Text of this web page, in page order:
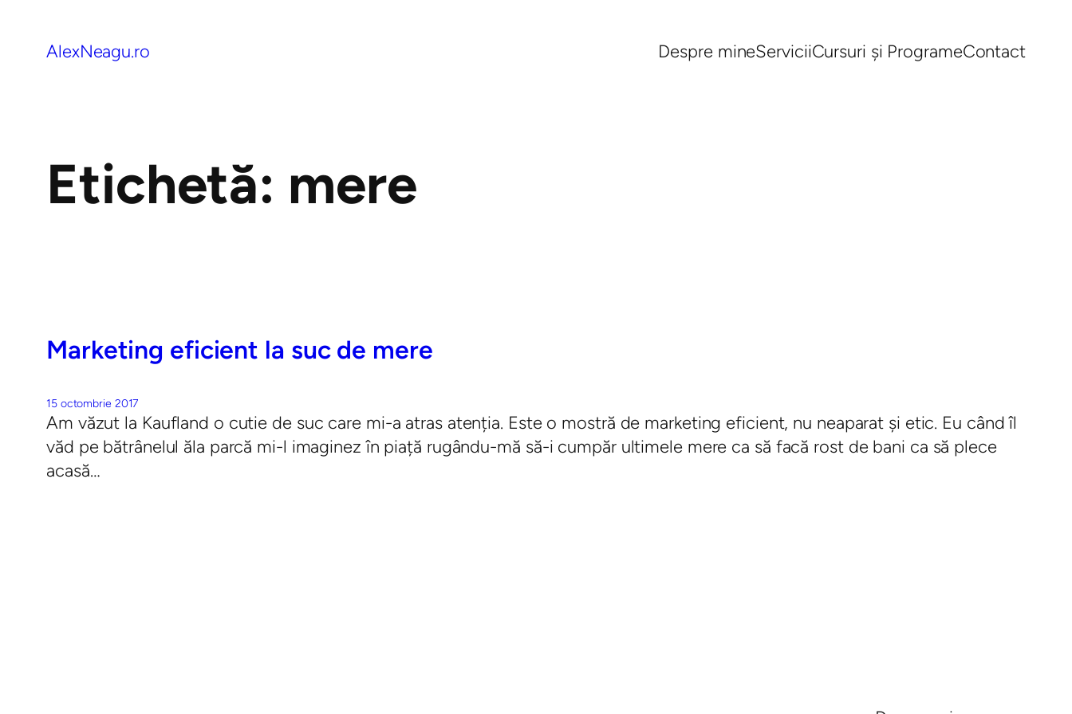
AlexNeagu.ro Despre mineServiciiCursuri și ProgrameContact
Etichetă: mere
Marketing eficient la suc de mere
15 octombrie 2017
Am văzut la Kaufland o cutie de suc care mi-a atras atenția. Este o mostră de marketing eficient, nu neaparat și etic. Eu când îl
văd pe bătrânelul ăla parcă mi-l imaginez în piață rugându-mă să-i cumpăr ultimele mere ca să facă rost de bani ca să plece
acasă…